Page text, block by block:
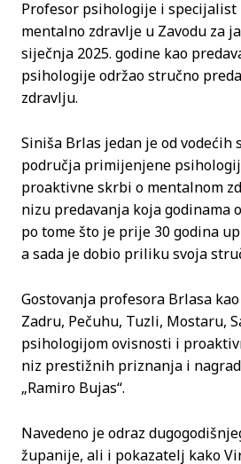
Profesor psihologije i
mentalno zdravlje u Zavodu za
siječnja 2025. godine kao
psihologije održao stručno
zdravlju.
Siniša Brlas jedan je od
područja primijenjene
proaktivne skrbi o mentalnom
nizu predavanja koja godinama
po tome što je prije 30 godina
a sada je dobio priliku svoja
Gostovanja profesora Brlasa
Zadru, Pečuhu, Tuzli, Mostaru,
psihologijom ovisnosti i
niz prestižnih priznanja i
„Ramiro Bujas“.
Navedeno je odraz
županije, ali i pokazatelj kako